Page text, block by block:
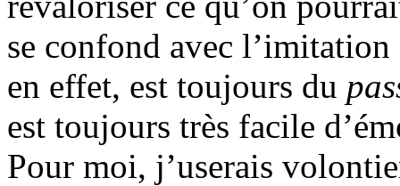
se confond avec
en effet, est toujours du
est toujours très facile
Pour moi, j’userais